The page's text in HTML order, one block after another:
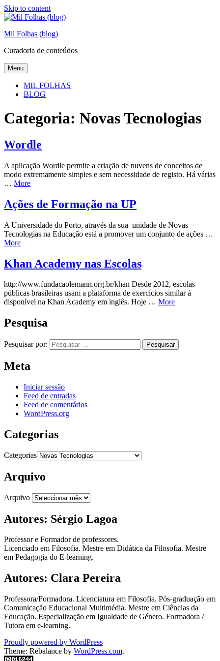
Skip to content
Mil Folhas (blog)
Curadoria de conteúdos
Menu
MIL FOLHAS
BLOG
Categoria: Novas Tecnologias
Wordle
A aplicação Wordle permite a criação de nuvens de conceitos de
modo extremamente simples e sem necessidade de registo. Há várias
… More
Ações de Formação na UP
A Universidade do Porto, através da sua unidade de Novas
Tecnologias na Educação está a promover um conjunto de ações …
More
Khan Academy nas Escolas
http://www.fundacaolemann.org.br/khan Desde 2012, escolas
públicas brasileiras usam a plataforma de exercícios similar à
disponível na Khan Academy em inglês. Hoje … More
Pesquisa
Pesquisar por:
Meta
Iniciar sessão
Feed de entradas
Feed de comentários
WordPress.org
Categorias
Categorias
Arquivo
Arquivo
Autores: Sérgio Lagoa
Professor e Formador de professores.
Licenciado em Filosofia. Mestre em Didática da Filosofia. Mestre
em Pedagogia do E-learning.
Autores: Clara Pereira
Professora/Formadora. Licenciatura em Filosofia. Pós-graduação em
Comunicação Educacional Multimédia. Mestre em Ciências da
Educação. Especialização em Igualdade de Género. Formadora /
Tutora em e-learning.
Proudly powered by WordPress
Theme: Rebalance by WordPress.com.